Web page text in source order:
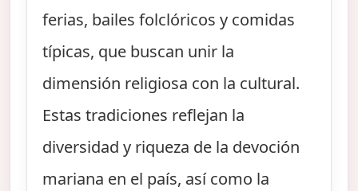
ferias, bailes folclóricos y comidas
típicas, que buscan unir la
dimensión religiosa con la cultural.
Estas tradiciones reflejan la
diversidad y riqueza de la devoción
mariana en el país, así como la